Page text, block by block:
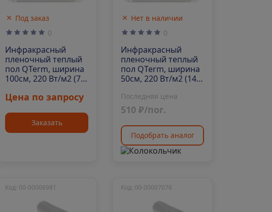
Под заказ
0
Инфракрасный
пленочный теплый
пол QTerm, ширина
100см, 220 Вт/м2 (70
Цена по запросу
Заказать
Нет в наличии
0
Инфракрасный
пленочный теплый
пол QTerm, ширина
50см, 220 Вт/м2 (140
Последняя цена
510 ₽/пог.
Подобрать аналог
Код: 00-00006981 Код: 00-00007076